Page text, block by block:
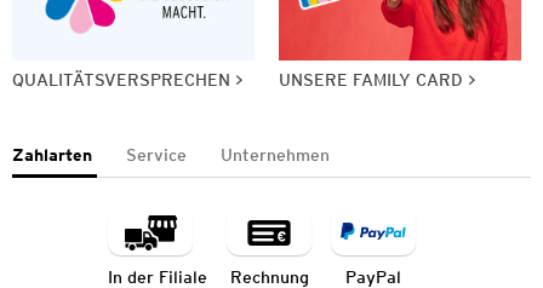
QUALITÄTSVERSPRECHEN UNSERE FAMILY CARD
Zahlarten Service Unternehmen
In der Filiale Rechnung PayPal